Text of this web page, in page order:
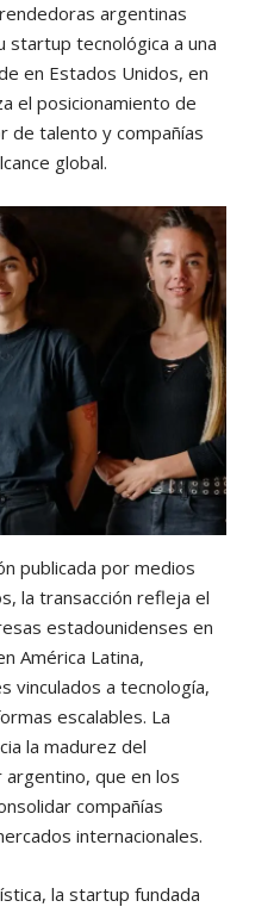
argentinas
startup tecnológica a una
en Estados Unidos, en
el posicionamiento de
de talento y compañías
global.
publicada por medios
la transacción refleja el
estadounidenses en
América Latina,
vinculados a tecnología,
escalables. La
la madurez del
que en los
compañías
internacionales.
la startup fundada